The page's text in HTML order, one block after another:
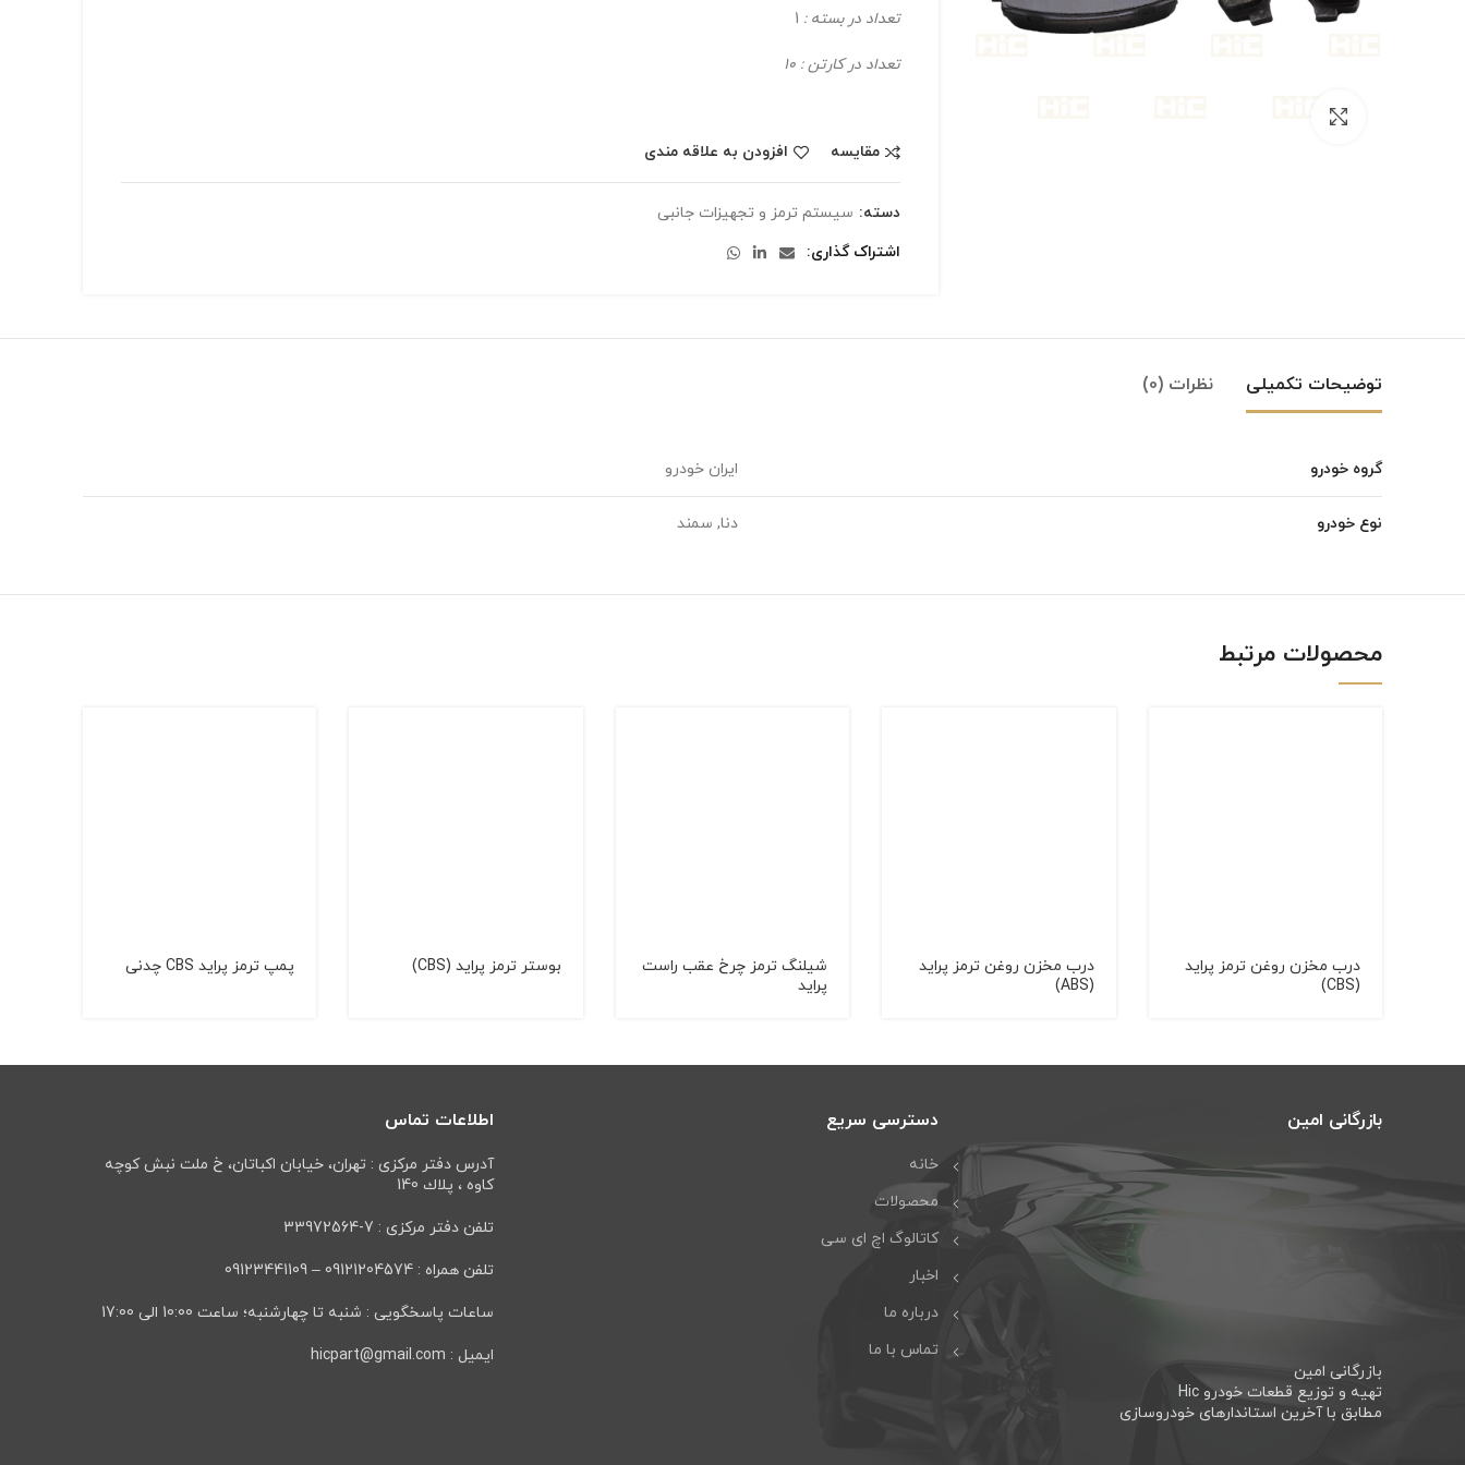
تعداد در بسته :
تعداد در کارتن : 10
مقایسه افزودن به علاقه مندی
دسته: سیستم ترمز و تجهیزات جانبی
اشتراک گذاری
توضیحات تکمیلی نظرات (0)
گروه خودرو ایران خودرو
نوع خودرو دنا, سمند
محصولات مرتبط
درب مخزن روغن ترمز پرايد
(CBS)
درب مخزن روغن ترمز پرايد
(ABS)
شیلنگ ترمز چرخ عقب راست
پراید
بوستر ترمز پراید (CBS) پمپ ترمز پرايد CBS چدنی
بازرگانی امین
بازرگانی امین
تهیه و توزیع قطعات خودرو Hic
مطابق با آخرین استاندارهای خودروسازی
دسترسی سریع
خانه
محصولات
کاتالوگ اچ ای سی
اخبار
درباره ما
تماس با ما
اطلاعات تماس
آدرس دفتر مرکزی : تهران، خيابان اكباتان، خ ملت نبش كوچه
كاوه ، پلاك 140
تلفن دفتر مرکزی : 7-33972564
تلفن همراه : 09121204574 – 09123441109
ساعات پاسخگویی : شنبه تا چهارشنبه؛ ساعت 10:00 الی 17:00
ایمیل : hicpart@gmail.com